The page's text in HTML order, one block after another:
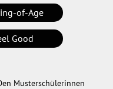
of-Age
Good
Musterschülerinnen